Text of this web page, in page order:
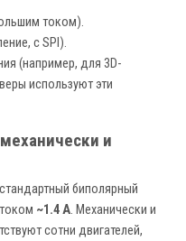
током).
с SPI).
(например, для 3D-
используют эти
и
биполярный
~1.4 А. Механически и
сотни двигателей,